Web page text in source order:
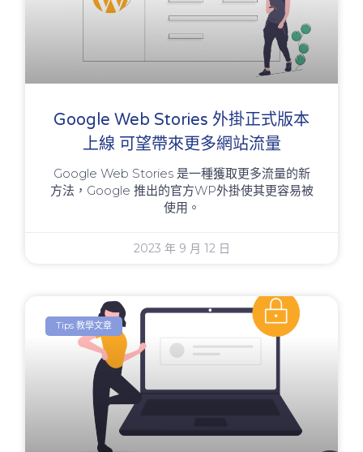
Google Web Stories 外掛正式版本
上線 可望帶來更多網站流量
Google Web Stories 是一種獲取更多流量的新
方法，Google 推出的官方WP外掛使其更容易被
使用。
2023 年 9 月 12 日
Tips 教學文章